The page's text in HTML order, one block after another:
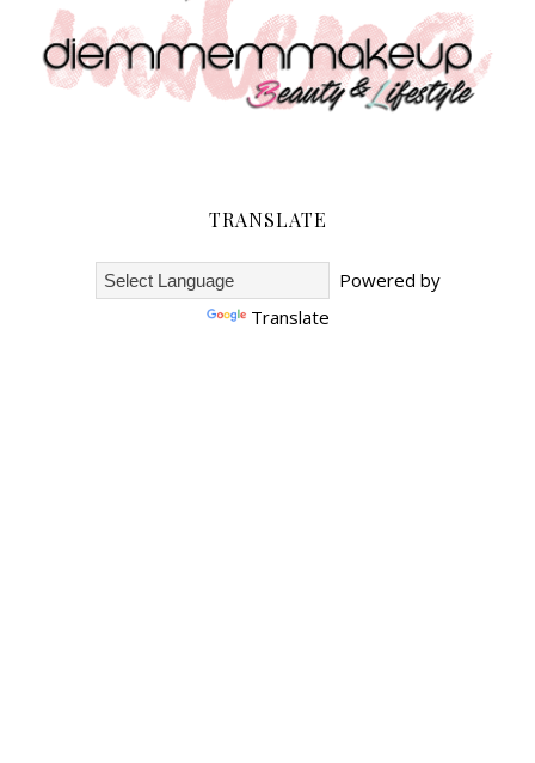
TRANSLATE
Powered by
Translate